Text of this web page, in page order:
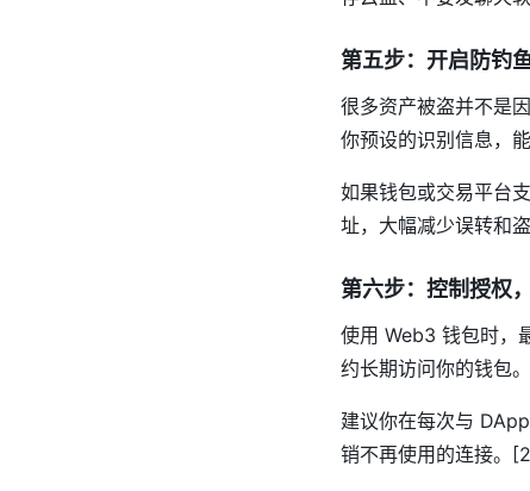
第五步：开启防钓
很多资产被盗并不是
你预设的识别信息，
如果钱包或交易平台
址，大幅减少误转和
第六步：控制授权
使用 Web3 钱包时，
约长期访问你的钱包
建议你在每次与
销不再使用的连接。